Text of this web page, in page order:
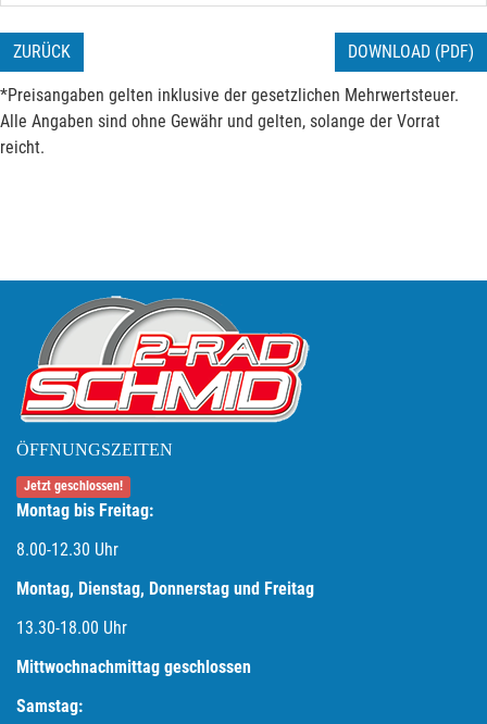
ZURÜCK DOWNLOAD (PDF)
*Preisangaben gelten inklusive der gesetzlichen Mehrwertsteuer.
Alle Angaben sind ohne Gewähr und gelten, solange der Vorrat
reicht.
ÖFFNUNGSZEITEN
Jetzt geschlossen!
Montag bis Freitag:
8.00-12.30 Uhr
Montag, Dienstag, Donnerstag und Freitag
13.30-18.00 Uhr
Mittwochnachmittag geschlossen
Samstag: